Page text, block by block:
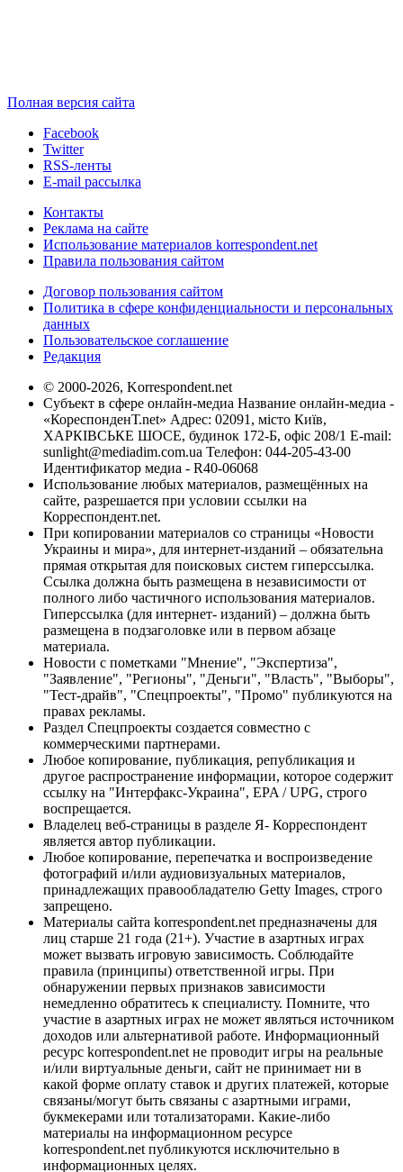
Полная версия сайта
Facebook
Twitter
RSS-ленты
E-mail рассылка
Контакты
Реклама на сайте
Использование материалов korrespondent.net
Правила пользования сайтом
Договор пользования сайтом
Политика в сфере конфиденциальности и персональных
данных
Пользовательское соглашение
Редакция
© 2000-2026, Korrespondent.net
Субъект в сфере онлайн-медиа Название онлайн-медиа -
«КореспонденТ.net» Адрес: 02091, місто Київ,
ХАРКІВСЬКЕ ШОСЕ, будинок 172-Б, офіс 208/1 E-mail:
sunlight@mediadim.com.ua Телефон: 044-205-43-00
Идентификатор медиа - R40-06068
Использование любых материалов, размещённых на
сайте, разрешается при условии ссылки на
Корреспондент.net.
При копировании материалов со страницы «Новости
Украины и мира», для интернет-изданий – обязательна
прямая открытая для поисковых систем гиперссылка.
Ссылка должна быть размещена в независимости от
полного либо частичного использования материалов.
Гиперссылка (для интернет- изданий) – должна быть
размещена в подзаголовке или в первом абзаце
материала.
Новости с пометками "Мнение", "Экспертиза",
"Заявление", "Регионы", "Деньги", "Власть", "Выборы",
"Тест-драйв", "Спецпроекты", "Промо" публикуются на
правах рекламы.
Раздел Спецпроекты создается совместно с
коммерческими партнерами.
Любое копирование, публикация, републикация и
другое распространение информации, которое содержит
ссылку на "Интерфакс-Украина", EPA / UPG, строго
воспрещается.
Владелец веб-страницы в разделе Я- Корреспондент
является автор публикации.
Любое копирование, перепечатка и воспроизведение
фотографий и/или аудиовизуальных материалов,
принадлежащих правообладателю Getty Images, строго
запрещено.
Материалы сайта korrespondent.net предназначены для
лиц старше 21 года (21+). Участие в азартных играх
может вызвать игровую зависимость. Соблюдайте
правила (принципы) ответственной игры. При
обнаружении первых признаков зависимости
немедленно обратитесь к специалисту. Помните, что
участие в азартных играх не может являться источником
доходов или альтернативой работе. Информационный
ресурс korrespondent.net не проводит игры на реальные
и/или виртуальные деньги, сайт не принимает ни в
какой форме оплату ставок и других платежей, которые
связаны/могут быть связаны с азартными играми,
букмекерами или тотализаторами. Какие-либо
материалы на информационном ресурсе
korrespondent.net публикуются исключительно в
информационных целях.